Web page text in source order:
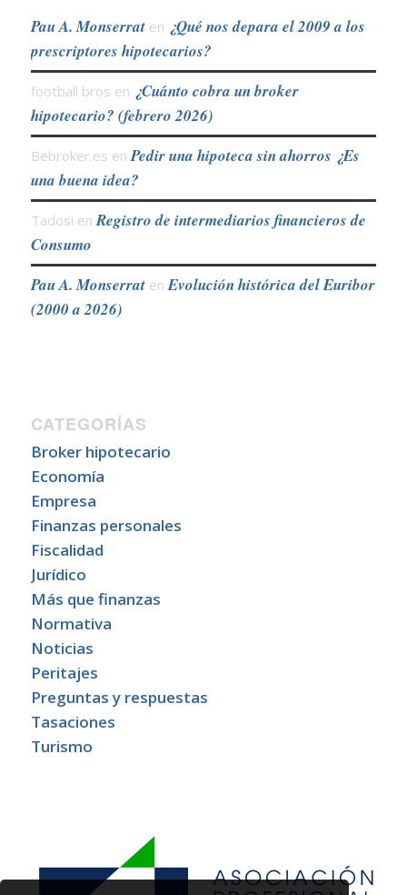
Pau A. Monserraten ¿Qué nos depara el 2009 a los
prescriptores hipotecarios?
football bros en ¿Cuánto cobra un broker
hipotecario? (febrero 2026)
Bebroker.es enPedir una hipoteca sin ahorros ¿Es
una buena idea?
Tadosi enRegistro de intermediarios financieros de
Consumo
Pau A. MonserratenEvolución histórica del Euribor
(2000 a 2026)
CATEGORÍAS
Broker hipotecario
Economía
Empresa
Finanzas personales
Fiscalidad
Jurídico
Más que finanzas
Normativa
Noticias
Peritajes
Preguntas y respuestas
Tasaciones
Turismo